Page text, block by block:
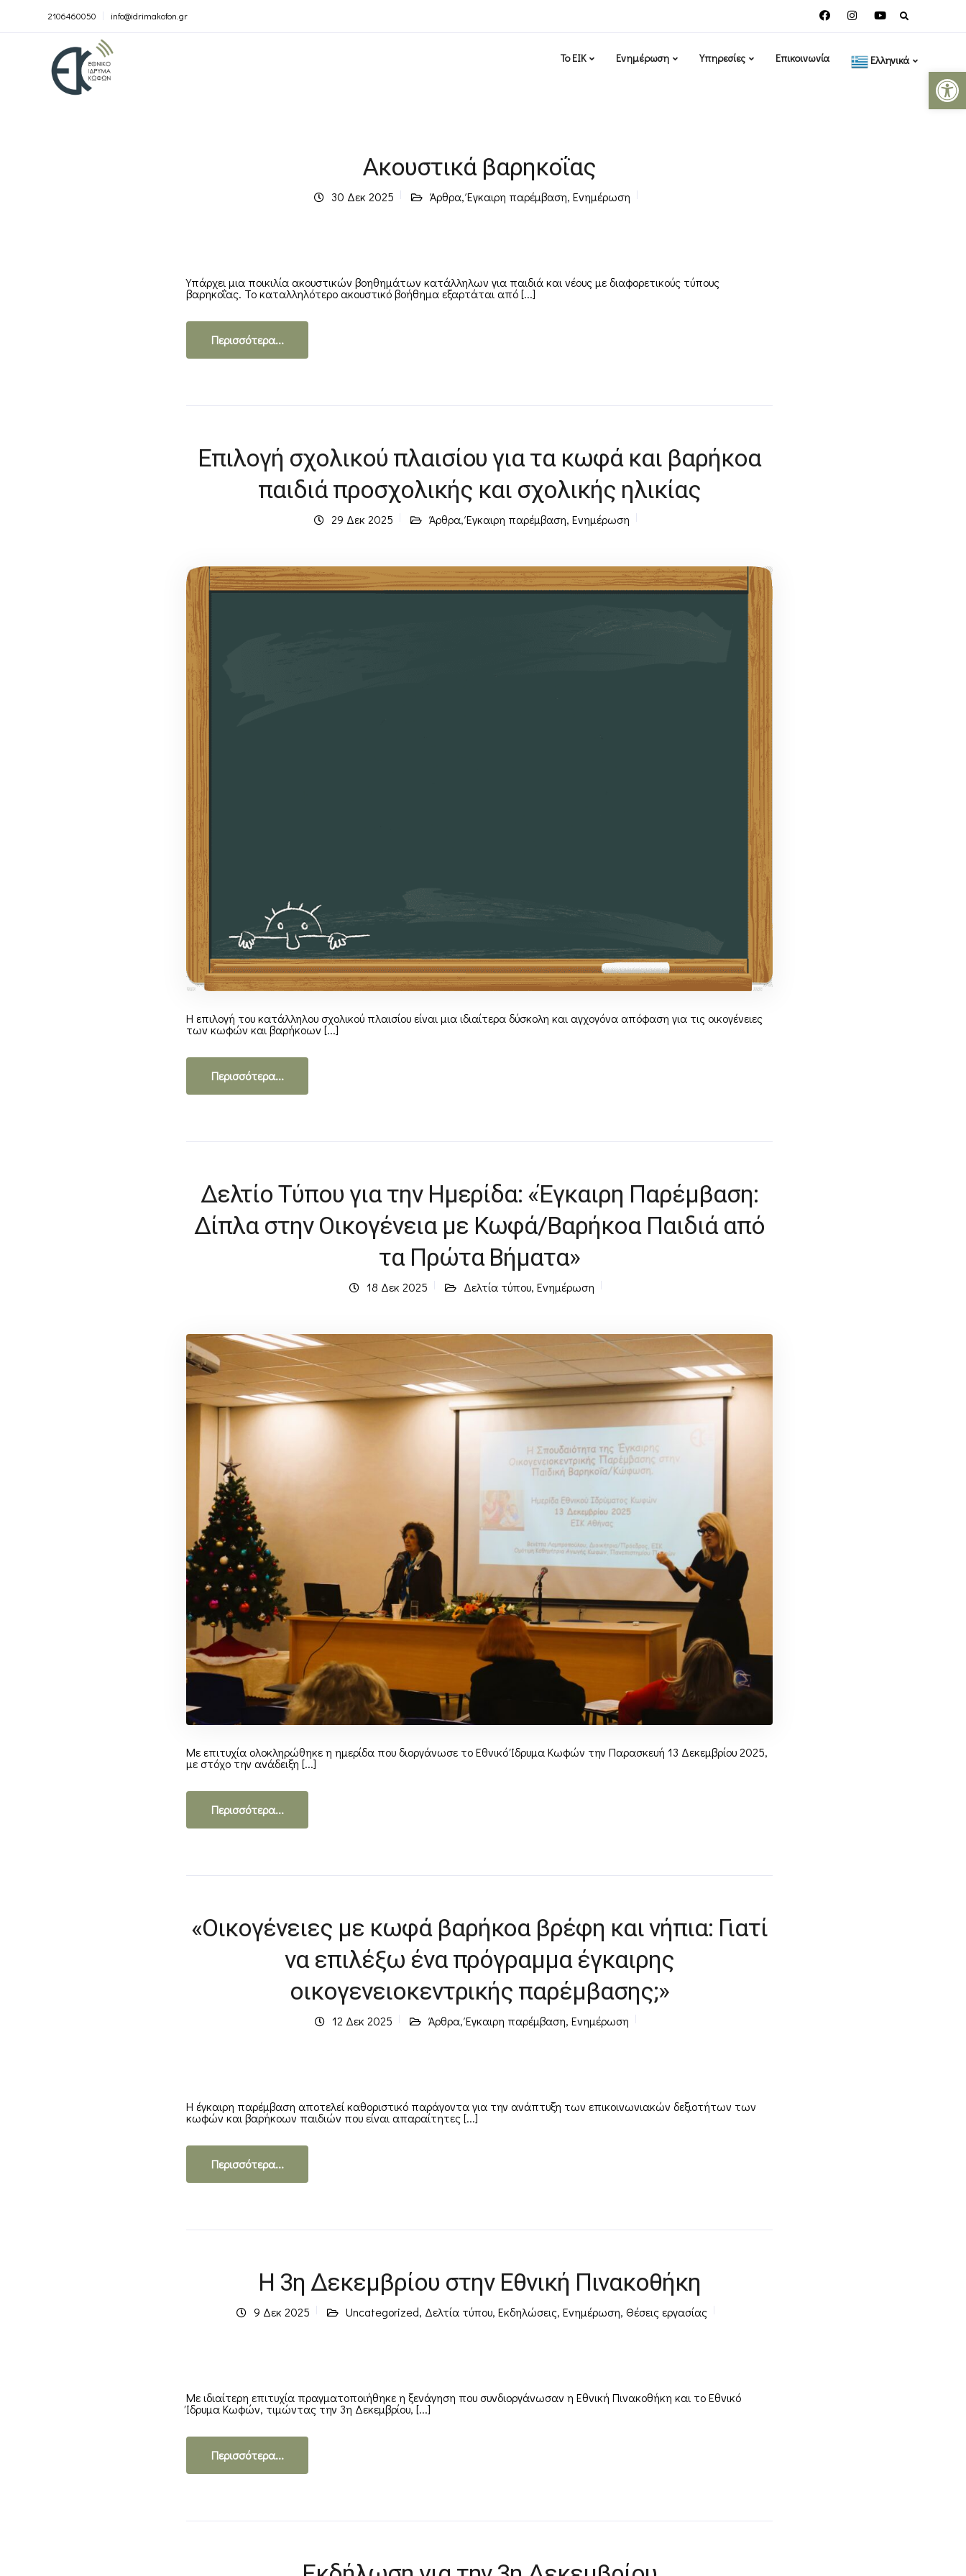
Search
2106460050 info@idrimakofon.gr
Το ΕΙΚ Ενημέρωση Υπηρεσίες Επικοινωνία Ελληνικά
Ακουστικά βαρηκοΐας
30 Δεκ 2025 Άρθρα,Έγκαιρη παρέμβαση, Ενημέρωση
Υπάρχει μια ποικιλία ακουστικών βοηθημάτων κατάλληλων για παιδιά και νέους με διαφορετικούς τύπους
βαρηκοΐας. Το καταλληλότερο ακουστικό βοήθημα εξαρτάται από [...]
Περισσότερα...
Επιλογή σχολικού πλαισίου για τα κωφά και βαρήκοα
παιδιά προσχολικής και σχολικής ηλικίας
29 Δεκ 2025 Άρθρα,Έγκαιρη παρέμβαση,Ενημέρωση
Η επιλογή του κατάλληλου σχολικού πλαισίου είναι μια ιδιαίτερα δύσκολη και αγχογόνα απόφαση για τις οικογένειες
των κωφών και βαρήκοων [...]
Περισσότερα...
Δελτίο Τύπου για την Ημερίδα: «Έγκαιρη Παρέμβαση:
Δίπλα στην Οικογένεια με Κωφά/Βαρήκοα Παιδιά από
τα Πρώτα Βήματα»
18 Δεκ 2025 Δελτία τύπου,Ενημέρωση
Με επιτυχία ολοκληρώθηκε η ημερίδα που διοργάνωσε το Εθνικό Ίδρυμα Κωφών την Παρασκευή 13 Δεκεμβρίου 2025,
με στόχο την ανάδειξη [...]
Περισσότερα...
«Οικογένειες με κωφά βαρήκοα βρέφη και νήπια: Γιατί
να επιλέξω ένα πρόγραμμα έγκαιρης
οικογενειοκεντρικής παρέμβασης;»
12 Δεκ 2025 Άρθρα,Έγκαιρη παρέμβαση,Ενημέρωση
Η έγκαιρη παρέμβαση αποτελεί καθοριστικό παράγοντα για την ανάπτυξη των επικοινωνιακών δεξιοτήτων των
κωφών και βαρήκοων παιδιών που είναι απαραίτητες [...]
Περισσότερα...
Η 3η Δεκεμβρίου στην Εθνική Πινακοθήκη
9 Δεκ 2025 Uncategorized, Δελτία τύπου,Εκδηλώσεις,Ενημέρωση,Θέσεις εργασίας
Με ιδιαίτερη επιτυχία πραγματοποιήθηκε η ξενάγηση που συνδιοργάνωσαν η Εθνική Πινακοθήκη και το Εθνικό
Ίδρυμα Κωφών, τιμώντας την 3η Δεκεμβρίου, [...]
Περισσότερα...